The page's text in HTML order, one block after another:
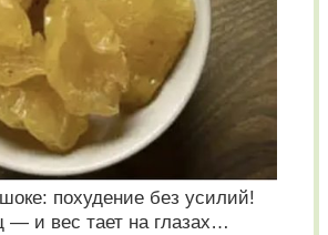
похудение без усилий!
— и вес тает на глазах…